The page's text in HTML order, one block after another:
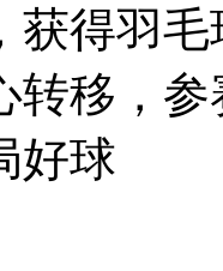
获得羽
转移，
好球